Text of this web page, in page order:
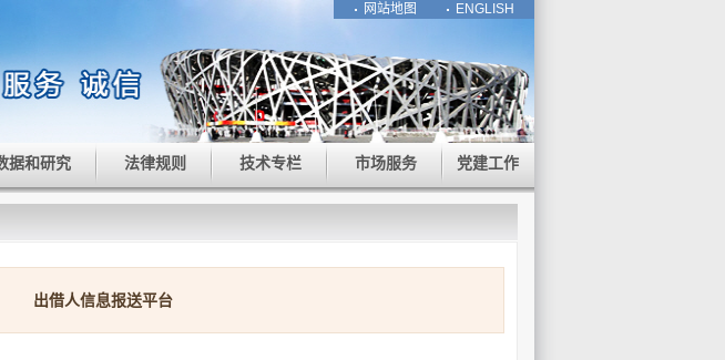
网站地图 ENGLISH
据和研究 法律规则 技术专栏 市场服务 党建工作
出借人信息报送平台